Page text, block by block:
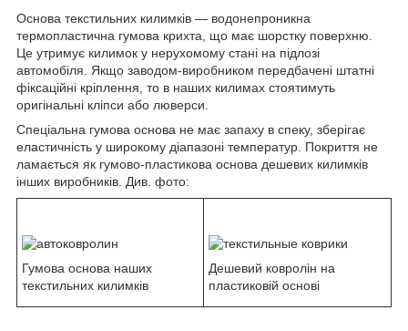
Основа текстильних килимків — водонепроникна
термопластична гумова крихта, що має шорстку поверхню.
Це утримує килимок у нерухомому стані на підлозі
автомобіля. Якщо заводом-виробником передбачені штатні
фіксаційні кріплення, то в наших килимах стоятимуть
оригінальні кліпси або люверси.
Спеціальна гумова основа не має запаху в спеку, зберігає
еластичність у широкому діапазоні температур. Покриття не
ламається як гумово-пластикова основа дешевих килимків
інших виробників. Див. фото:
Гумова основа наших
текстильних килимків
Дешевий ковролін на
пластиковій основі